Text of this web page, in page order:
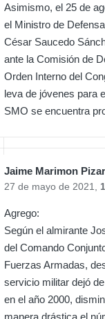
Asimismo, el 25 de
el Ministro de
César Saucedo
ante la Comisión de
Orden Interno del
leva de jóvenes para
SMO se encuentra
Jaime Marimon
27 de mayo de 2021,
Agrego:
Según el almirante
del Comando
Fuerzas Armadas,
servicio militar dejó
en el año 2000,
manera drástica el